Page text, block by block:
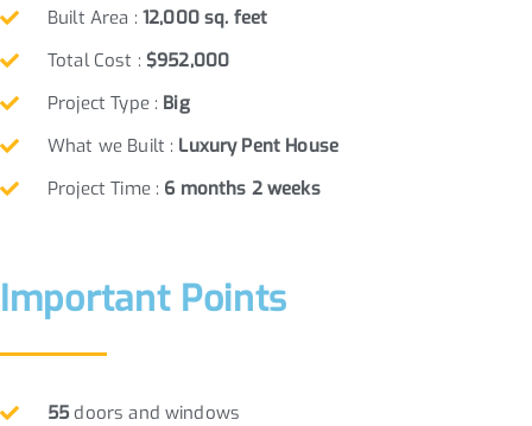
Built Area : 12,000 sq. feet
Total Cost : $952,000
Project Type : Big
What we Built : Luxury Pent House
Project Time : 6 months 2 weeks
Important Points
55 doors and windows